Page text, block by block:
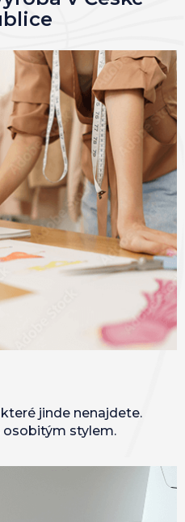
jinde nenajdete.
osobitým stylem.